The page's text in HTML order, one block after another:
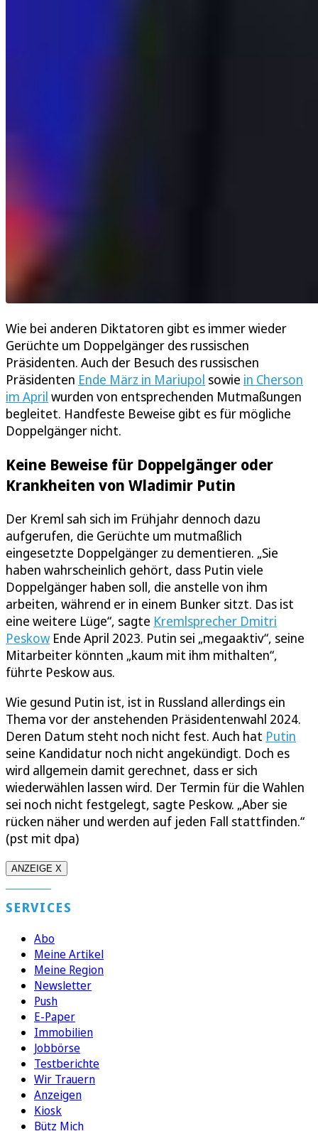
Wie bei anderen Diktatoren gibt es immer wieder
Gerüchte um Doppelgänger des russischen
Präsidenten. Auch der Besuch des russischen
Präsidenten Ende März in Mariupol sowie in Cherson
im April wurden von entsprechenden Mutmaßungen
begleitet. Handfeste Beweise gibt es für mögliche
Doppelgänger nicht.
Keine Beweise für Doppelgänger oder
Krankheiten von Wladimir Putin
Der Kreml sah sich im Frühjahr dennoch dazu
aufgerufen, die Gerüchte um mutmaßlich
eingesetzte Doppelgänger zu dementieren. „Sie
haben wahrscheinlich gehört, dass Putin viele
Doppelgänger haben soll, die anstelle von ihm
arbeiten, während er in einem Bunker sitzt. Das ist
eine weitere Lüge“, sagte Kremlsprecher Dmitri
Peskow Ende April 2023. Putin sei „megaaktiv“, seine
Mitarbeiter könnten „kaum mit ihm mithalten“,
führte Peskow aus.
Wie gesund Putin ist, ist in Russland allerdings ein
Thema vor der anstehenden Präsidentenwahl 2024.
Deren Datum steht noch nicht fest. Auch hat Putin
seine Kandidatur noch nicht angekündigt. Doch es
wird allgemein damit gerechnet, dass er sich
wiederwählen lassen wird. Der Termin für die Wahlen
sei noch nicht festgelegt, sagte Peskow. „Aber sie
rücken näher und werden auf jeden Fall stattfinden.“
(pst mit dpa)
ANZEIGE X
SERVICES
Abo
Meine Artikel
Meine Region
Newsletter
Push
E-Paper
Immobilien
Jobbörse
Testberichte
Wir Trauern
Anzeigen
Kiosk
Bütz Mich